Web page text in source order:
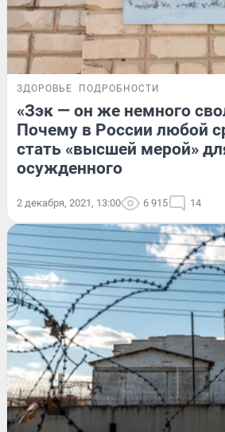
ЗДОРОВЬЕ ПОДРОБНОСТИ
«Зэк — он же немного
Почему в России любой
стать «высшей мерой»
осужденного
2 декабря, 2021, 13:00 6 915 14